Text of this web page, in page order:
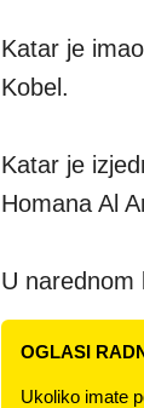
Katar je
Kobel.
Katar je
Homana Al
U narednom
OGLASI
Ukoliko imate